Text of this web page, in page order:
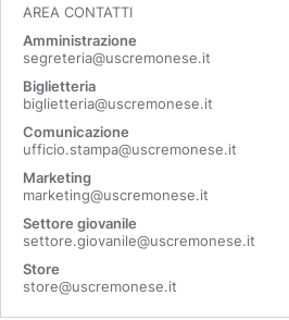
AREA CONTATTI
Amministrazione
segreteria@uscremonese.it
Biglietteria
biglietteria@uscremonese.it
Comunicazione
ufficio.stampa@uscremonese.it
Marketing
marketing@uscremonese.it
Settore giovanile
settore.giovanile@uscremonese.it
Store
store@uscremonese.it